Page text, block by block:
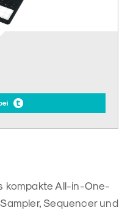
kompakte All-in-One-
Sequencer und